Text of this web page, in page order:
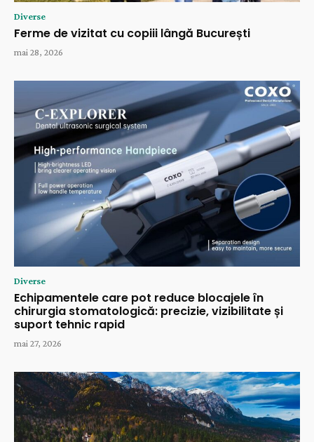
Diverse
Ferme de vizitat cu copiii lângă București
mai 28, 2026
Diverse
Echipamentele care pot reduce blocajele în
chirurgia stomatologică: precizie, vizibilitate și
suport tehnic rapid
mai 27, 2026